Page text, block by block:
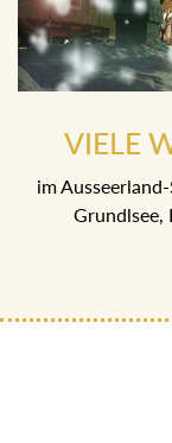
VIELE
im
Grundlsee,